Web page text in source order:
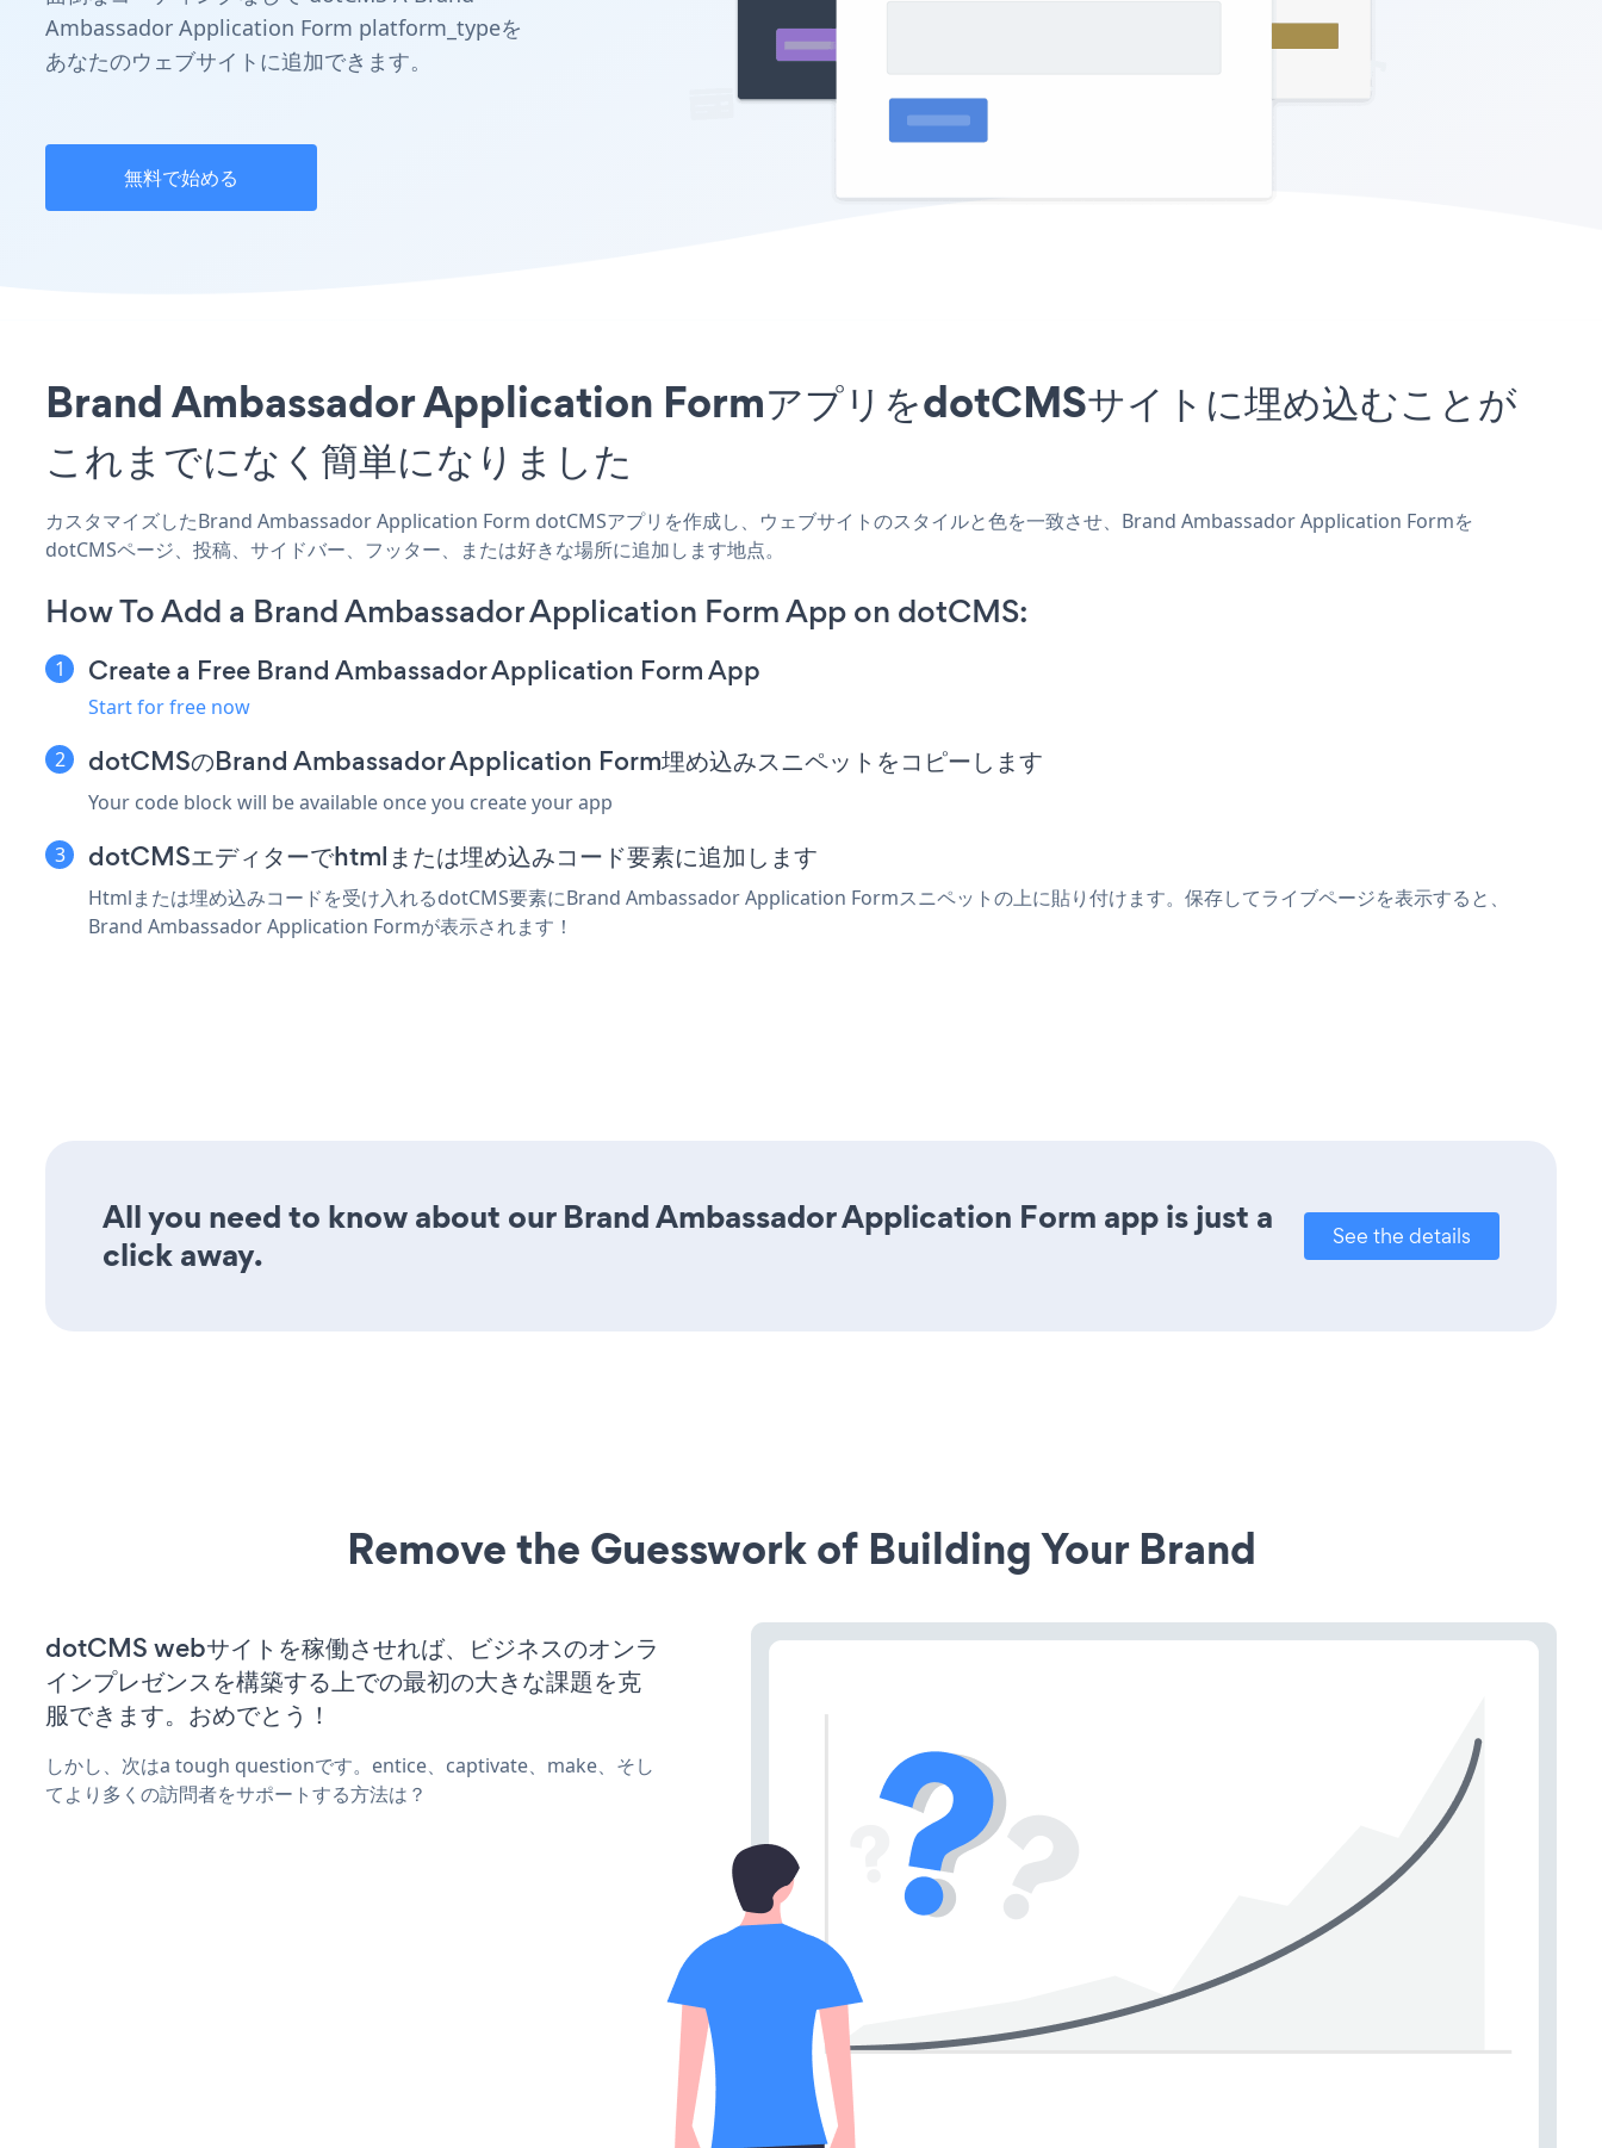
Ambassador Application Form platform_typeを
あなたのウェブサイトに追加できます。
無料で始める
Brand Ambassador Application FormアプリをdotCMSサイトに埋め込むことが
これまでになく簡単になりました
カスタマイズしたBrand Ambassador Application Form dotCMSアプリを作成し、ウェブサイトのスタイルと色を一致させ、Brand Ambassador Application Formを
dotCMSページ、投稿、サイドバー、フッター、または好きな場所に追加します地点。
How To Add a Brand Ambassador Application Form App on dotCMS:
Create a Free Brand Ambassador Application Form App
Start for free now
dotCMSのBrand Ambassador Application Form埋め込みスニペットをコピーします
Your code block will be available once you create your app
dotCMSエディターでhtmlまたは埋め込みコード要素に追加します
Htmlまたは埋め込みコードを受け入れるdotCMS要素にBrand Ambassador Application Formスニペットの上に貼り付けます。保存してライブページを表示すると、
Brand Ambassador Application Formが表示されます！
All you need to know about our Brand Ambassador Application Form app is just a
click away.
See the details
Remove the Guesswork of Building Your Brand
dotCMS webサイトを稼働させれば、ビジネスのオンラ
インプレゼンスを構築する上での最初の大きな課題を克
服できます。おめでとう！
しかし、次はa tough questionです。entice、captivate、make、そし
てより多くの訪問者をサポートする方法は？